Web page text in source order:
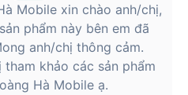
Mobile xin chào anh/chị,
phẩm này bên em đã
anh/chị thông cảm.
tham khảo các sản phẩm
Hà Mobile ạ.